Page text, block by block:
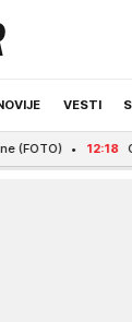
VESTI
REGION
CRVENI